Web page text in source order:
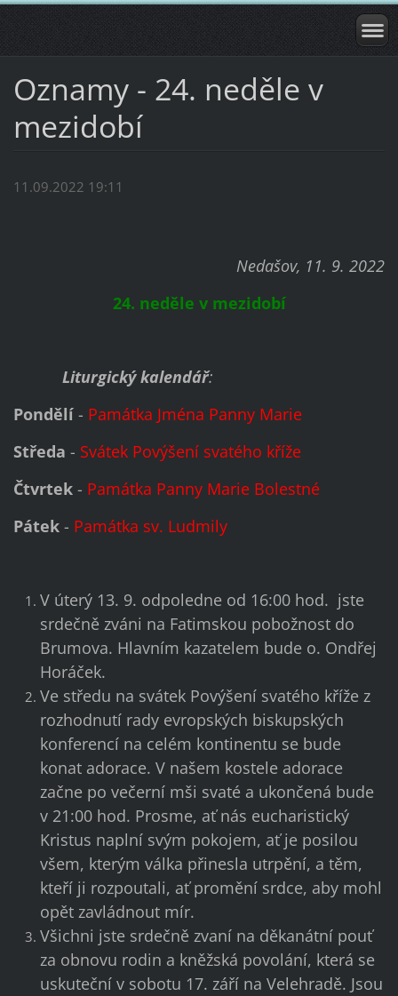
Oznamy - 24. neděle v
mezidobí
11.09.2022 19:11
Nedašov, 11. 9. 2022
24. neděle v mezidobí
Liturgický kalendář:
Pondělí - Památka Jména Panny Marie
Středa - Svátek Povýšení svatého kříže
Čtvrtek- Památka Panny Marie Bolestné
Pátek- Památka sv. Ludmily
V úterý 13. 9. odpoledne od 16:00 hod. jste
srdečně zváni na Fatimskou pobožnost do
Brumova. Hlavním kazatelem bude o. Ondřej
Horáček.
Ve středu na svátek Povýšení svatého kříže z
rozhodnutí rady evropských biskupských
konferencí na celém kontinentu se bude
konat adorace. V našem kostele adorace
začne po večerní mši svaté a ukončená bude
v 21:00 hod. Prosme, ať nás eucharistický
Kristus naplní svým pokojem, ať je posilou
všem, kterým válka přinesla utrpění, a těm,
kteří ji rozpoutali, ať promění srdce, aby mohl
opět zavládnout mír.
Všichni jste srdečně zvaní na děkanátní pouť
za obnovu rodin a kněžská povolání, která se
uskuteční v sobotu 17. září na Velehradě. Jsou